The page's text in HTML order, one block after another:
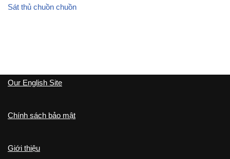
Sát thủ chuồn chuồn
Our English Site
Chính sách bảo mật
Giới thiệu